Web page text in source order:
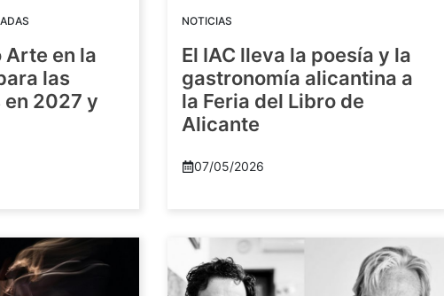
Arte en la
las
2027 y
NOTICIAS
El IAC lleva la poesía y la
gastronomía alicantina a
la Feria del Libro de
Alicante
07/05/2026